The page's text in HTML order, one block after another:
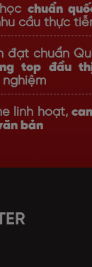
chuẩn
cầu thực
đạt chuẩn
top đầu
nghiệm
linh hoạt,
bản